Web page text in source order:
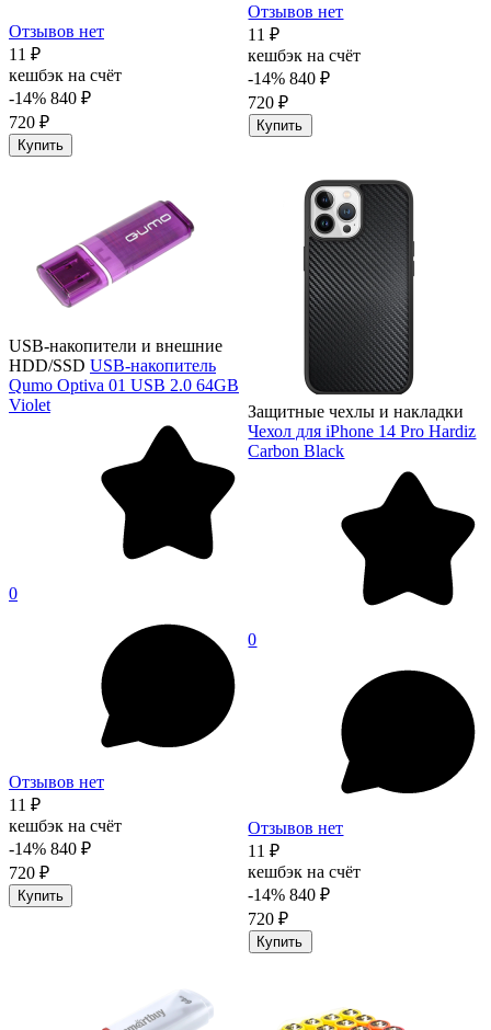
Отзывов нет
11 ₽
кешбэк на счёт
-14% 840 ₽
720 ₽
Купить
Отзывов нет
11 ₽
кешбэк на счёт
-14% 840 ₽
720 ₽
Купить
USB-накопители и внешние
HDD/SSD USB-накопитель
Qumo Optiva 01 USB 2.0 64GB
Violet
0
Отзывов нет
11 ₽
кешбэк на счёт
-14% 840 ₽
720 ₽
Купить
Защитные чехлы и накладки
Чехол для iPhone 14 Pro Hardiz
Carbon Black
0
Отзывов нет
11 ₽
кешбэк на счёт
-14% 840 ₽
720 ₽
Купить